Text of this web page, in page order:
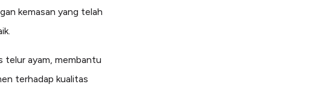
kemasan yang telah
telur ayam, membantu
terhadap kualitas